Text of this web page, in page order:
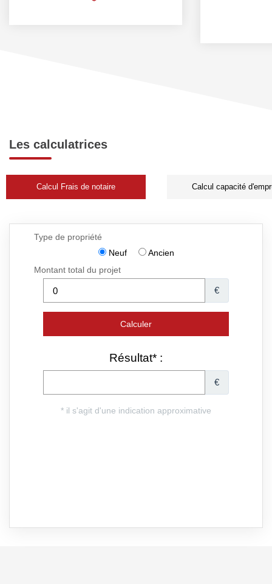
Les calculatrices
Calcul Frais de notaire Calcul capacité